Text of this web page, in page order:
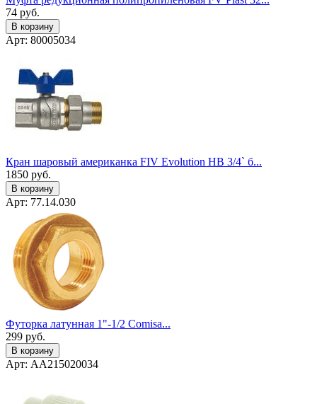
74 руб.
В корзину
Арт: 80005034
Кран шаровый американка FIV Evolution НВ 3/4` б...
1850 руб.
В корзину
Арт: 77.14.030
Футорка латунная 1"-1/2 Сomisa...
299 руб.
В корзину
Арт: AA215020034